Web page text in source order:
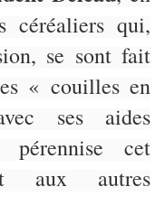
céréaliers qui,
se sont fait
« couilles en
ses aides
pérennise cet
aux autres